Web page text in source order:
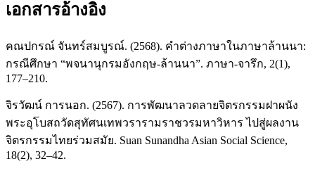
เอกสารอ้างอิง
คณปกรณ์ จันทร์สมบูรณ์. (2568). คำต่างภาษาในภาษาล้านนา:
กรณีศึกษา “พจนานุกรมอังกฤษ-ล้านนา”. ภาษา-จารึก, 2(1),
177–210.
จิรวัฒน์ การนอก. (2567). การพัฒนาลวดลายจิตรกรรมฝาผนัง
พระอุโบสถวัดสุทัศนเทพวรารามราชวรมหาวิหาร ไปสู่ผลงาน
จิตรกรรมไทยร่วมสมัย. Suan Sunandha Asian Social Science,
18(2), 32–42.